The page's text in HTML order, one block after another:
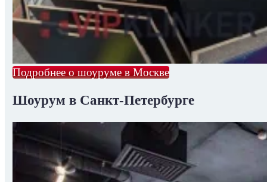
Подробнее о шоуруме в Москве
Шоурум в Санкт-Петербурге